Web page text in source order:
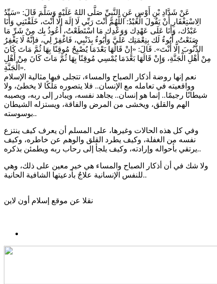
عَنْ شَدَّادِ بْنِ أَوْسٍ عَنِ النَّبِيِّ صَلَّى اللهُ عَلَيْهِ وَسَلَّمَ قَالَ: «سَيِّدُ
الِاسْتِغْفَارِ أَنْ يَقُولَ الْعَبْدُ: اللَّهُمَّ أَنْتَ رَبِّي لَا إلَهَ إلَّا أَنْتَ، خَلَقْتَنِي وَأَنَا
عَبْدُك، وَأَنَا عَلَى عَهْدِك وَوَعْدِك مَا اسْتَطَعْتُ، أَعُوذُ بِك مِنْ شَرِّ مَا
صَنَعْتُ، أَبُوءُ لَك بِنِعْمَتِك عَلَيَّ وَأَبُوءُ بِذَنْبِي، فَاغْفِرْ لِي، فإنَّهُ لَا يَغْفِرُ
الذُّنُوبَ إلَّا أَنْتَ». قَالَ: «إِنْ قَالَهَا بَعْدَمَا يُصْبِحُ مُوقِنًا بِهَا ثُمَّ مَاتَ كَانَ
مِنْ أَهْلِ الْجَنَّةِ، وَإِنْ قَالَهَا بَعْدَمَا يُمْسِي مُوقِنًا بِهَا ثُمَّ مَاتَ كَانَ مِنْ أَهْلِ
الْجَنَّةِ».
نعم إنها روضة أذكار الصباح والمساء، تتجلى فيها مثالية الإسلام
وواقعيته في تعامله مع الإنسان.. فلا يتصوره مَلَكًا لا يخطئ، ولا
شيطانًا رجيمًا.. إنما هو إنسان.. يجاهد نفسه، ويبادر إلى ربه، ويصيبه
الهم والقلق، ويخشى من المرض والفاقة، ويستزله الشيطان
بوسوسته..
وفي كل هذه الحالات وغيرها، على المسلم أن يعرف كيف ينتزع
نفسه من الغفلة، وكيف يطرد القلق والوهم عن خاطره، وكيف
يرتقي بأحواله وإرادته، وكيف يلجأ إلى رحاب ربه ويطمئن بذكره..
ولا شك في أن أذكار الصباح والمساء هي خير معين على ذلك، وهي
للنفس الإنسانية علاجٌ بأدعيتها الشافية الحانية..
نقلا عن موقع إسلام أون لاين